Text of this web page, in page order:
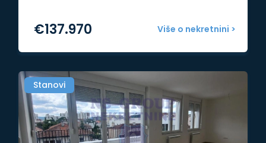
Više o nekretnini >
€137.970
Stanovi